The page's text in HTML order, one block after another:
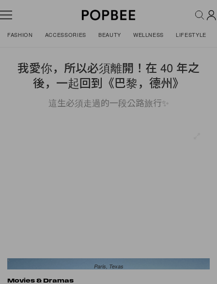
FASHION ACCESSORIES BEAUTY WELLNESS LIFESTYLE
我愛你，所以必須離開！在 40 年之
後，一起回到《巴黎，德州》
這生必須走過的一段公路旅行✨
Paris, Texas
Movies & Dramas